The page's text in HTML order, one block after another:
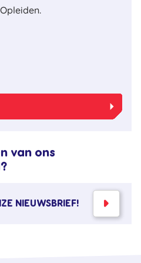
arrow_right
van ons
NIEUWSBRIEF!